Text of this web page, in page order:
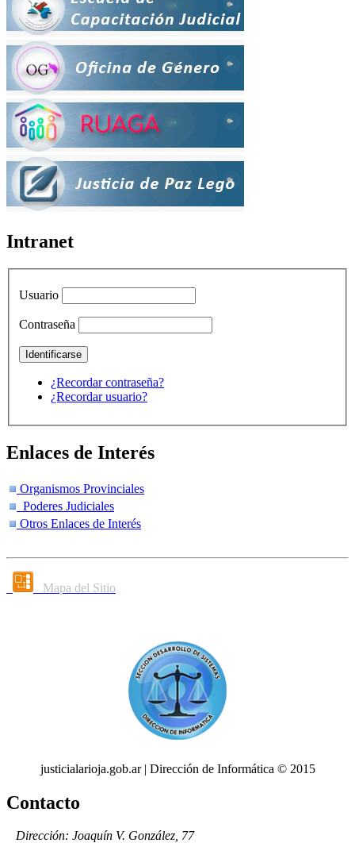
Intranet
Usuario
Contraseña
¿Recordar contraseña?
¿Recordar usuario?
Enlaces de Interés
Organismos Provinciales
Poderes Judiciales
Otros Enlaces de Interés
Mapa del Sitio
justicialarioja.gob.ar | Dirección de Informática © 2015
Contacto
Dirección: Joaquín V. González, 77